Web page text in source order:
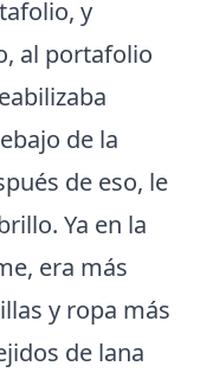
y
al portafolio
de la
de eso, le
Ya en la
era más
y ropa más
de lana